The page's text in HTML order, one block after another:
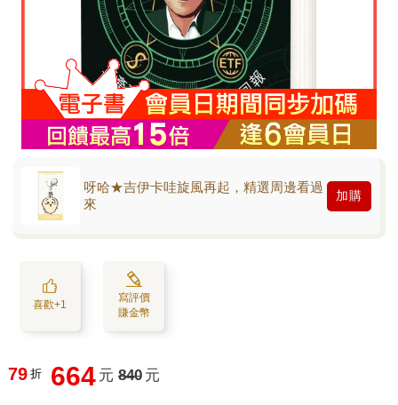
呀哈★吉伊卡哇旋風再起，精選周邊看過
來
加購
喜歡+1
寫評價
賺金幣
79 折 664 元 840 元